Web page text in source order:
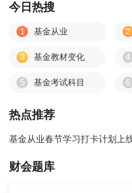
今日热搜
1 基金从业 2
3 基金教材变化 4
5 基金考试科目 6
热点推荐
基金从业春节学习打卡计划上
财会题库